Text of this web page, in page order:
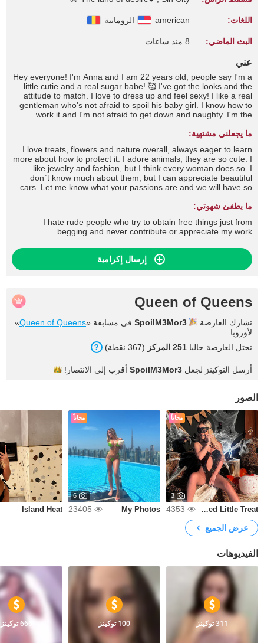
اللغات: american الرومانية
البث الماضي: 8 منذ ساعات
عني
Hey everyone! I'm Anna and I am 22 years old, people say I'm a
little cutie and a real sugar babe! 🥰 I've got the looks and the
attitude to match. I love to dress up and feel sexy! I like a real
gentleman who's not afraid to spoil his baby girl. I know how to
work it and I'm not afraid to get down and naughty. I'm the
your dreams and desires!
ما يجعلني مشتهية:
I love treats, flowers and nature overall, always eager to learn
more about how to protect it. I adore animals, they are so cute. I
like jewelry and fashion, but I think every woman does so. I
don`t know much about them, but I can appreciate beautiful
cars. Let me know what your passions are and we will have so
rushing or pushing. We all have our limits, but I am sure we can
think?/ I hate one minute guys, I am the type of woman who
loves to take her time in reaching the absolute sublime pleasure.
ما يطفئ شهوتي:
I hate rude people who try to obtain free things just from
begging and never contribute or appreciate my work
إرسال إكرامية
Queen of Queens
تشارك العارضة SpoilM3Mor3 في مسابقة «Queen of Queens
»
لأوروبا.
تحتل العارضة حاليا 251 المركز (367 نقطة).
أرسل التوكينز لجعل SpoilM3Mor3 أقرب إلى الانتصار!
الصور
مجاناً
3
Wicked Little Treat🎃👻
4353
مجاناً
6
My Photos
23405
Island Heat
عرض الجميع
الفيديوهات
311 توكينز 100 توكينز 666 توكينز